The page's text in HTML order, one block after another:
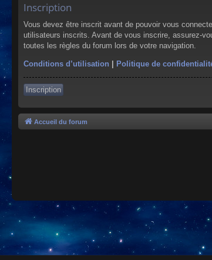
Inscription
Vous devez être inscrit avant de pouvoir vous
utilisateurs inscrits. Avant de vous inscrire, assurez-
toutes les règles du forum lors de votre navigation.
Conditions d’utilisation | Politique de
Inscription
Accueil du forum